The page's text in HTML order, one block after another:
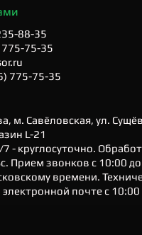
88-35
75-35
775-75-35
м. Савёловская, ул.
L-21
- круглосуточно.
Прием звонков с 10:00
времени.
электронной почте с